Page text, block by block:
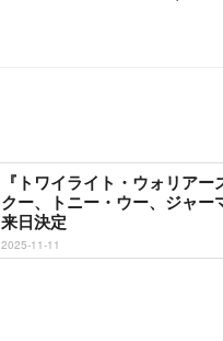
『トワイライト・ウォリアー
クー、トニー・ウー、ジャー
来日決定
2025-11-11